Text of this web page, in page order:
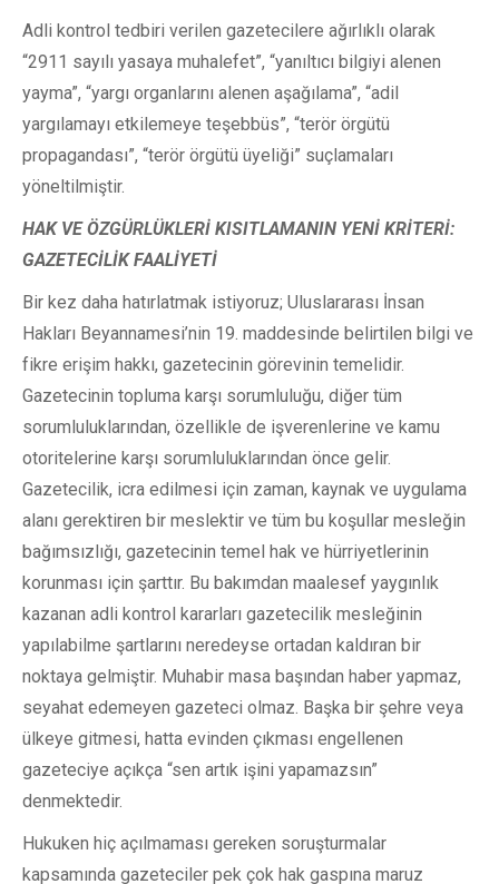
Adli kontrol tedbiri verilen gazetecilere ağırlıklı olarak
“2911 sayılı yasaya muhalefet”, “yanıltıcı bilgiyi alenen
yayma”, “yargı organlarını alenen aşağılama”, “adil
yargılamayı etkilemeye teşebbüs”, “terör örgütü
propagandası”, “terör örgütü üyeliği” suçlamaları
yöneltilmiştir.
HAK VE ÖZGÜRLÜKLERİ KISITLAMANIN YENİ KRİTERİ:
GAZETECİLİK FAALİYETİ
Bir kez daha hatırlatmak istiyoruz; Uluslararası İnsan
Hakları Beyannamesi’nin 19. maddesinde belirtilen bilgi ve
fikre erişim hakkı, gazetecinin görevinin temelidir.
Gazetecinin topluma karşı sorumluluğu, diğer tüm
sorumluluklarından, özellikle de işverenlerine ve kamu
otoritelerine karşı sorumluluklarından önce gelir.
Gazetecilik, icra edilmesi için zaman, kaynak ve uygulama
alanı gerektiren bir meslektir ve tüm bu koşullar mesleğin
bağımsızlığı, gazetecinin temel hak ve hürriyetlerinin
korunması için şarttır. Bu bakımdan maalesef yaygınlık
kazanan adli kontrol kararları gazetecilik mesleğinin
yapılabilme şartlarını neredeyse ortadan kaldıran bir
noktaya gelmiştir. Muhabir masa başından haber yapmaz,
seyahat edemeyen gazeteci olmaz. Başka bir şehre veya
ülkeye gitmesi, hatta evinden çıkması engellenen
gazeteciye açıkça “sen artık işini yapamazsın”
denmektedir.
Hukuken hiç açılmaması gereken soruşturmalar
kapsamında gazeteciler pek çok hak gaspına maruz